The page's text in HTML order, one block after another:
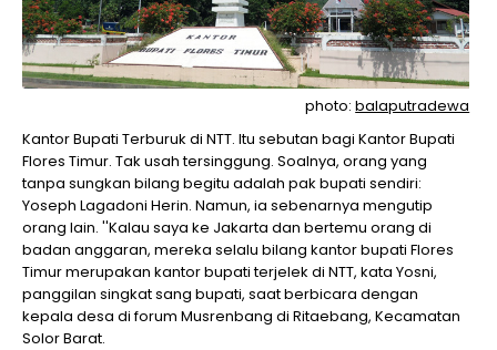
photo:balaputradewa
Kantor Bupati Terburuk di NTT. Itu sebutan bagi Kantor Bupati
Flores Timur. Tak usah tersinggung. Soalnya, orang yang
tanpa sungkan bilang begitu adalah pak bupati sendiri:
Yoseph Lagadoni Herin. Namun, ia sebenarnya mengutip
orang lain. ''Kalau saya ke Jakarta dan bertemu orang di
badan anggaran, mereka selalu bilang kantor bupati Flores
Timur merupakan kantor bupati terjelek di NTT, kata Yosni,
panggilan singkat sang bupati, saat berbicara dengan
kepala desa di forum Musrenbang di Ritaebang, Kecamatan
Solor Barat.